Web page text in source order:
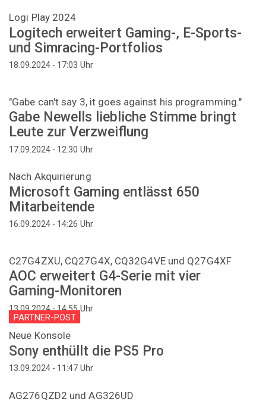
Logi Play 2024
Logitech erweitert Gaming-, E-Sports-
und Simracing-Portfolios
18.09.2024 - 17:03 Uhr
"Gabe can't say 3, it goes against his programming."
Gabe Newells liebliche Stimme bringt
Leute zur Verzweiflung
17.09.2024 - 12:30 Uhr
Nach Akquirierung
Microsoft Gaming entlässt 650
Mitarbeitende
16.09.2024 - 14:26 Uhr
C27G4ZXU, CQ27G4X, CQ32G4VE und Q27G4XF
AOC erweitert G4-Serie mit vier
Gaming-Monitoren
13.09.2024 - 14:55Uhr
PARTNER-POST
Neue Konsole
Sony enthüllt die PS5 Pro
13.09.2024 - 11:47 Uhr
AG276QZD2 und AG326UD